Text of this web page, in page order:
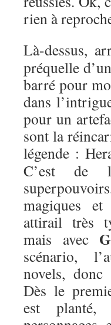
rien à
Là-dessus,
préquelle
barré pour
dans
pour un
sont la
légende :
C’est de
magiques
attirail très
mais avec
scénario,
novels,
Dès le
est planté,